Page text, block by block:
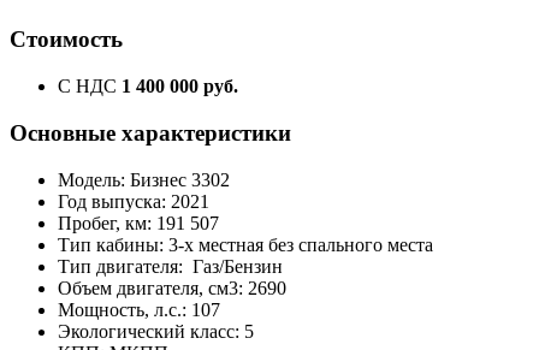
Стоимость
С НДС 1 400 000 руб.
Основные характеристики
Модель: Бизнес 3302
Год выпуска: 2021
Пробег, км: 191 507
Тип кабины: 3-х местная без спального места
Тип двигателя: Газ/Бензин
Объем двигателя, см3: 2690
Мощность, л.с.: 107
Экологический класс: 5